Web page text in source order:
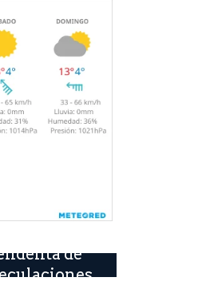
de